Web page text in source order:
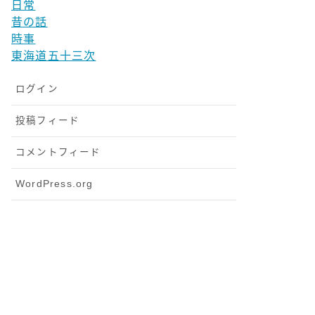
日常
昔の話
時事
東海道五十三次
ログイン
投稿フィード
コメントフィード
WordPress.org